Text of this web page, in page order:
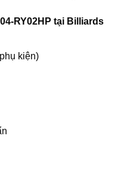
RY02HP tại Billiards
kiện)